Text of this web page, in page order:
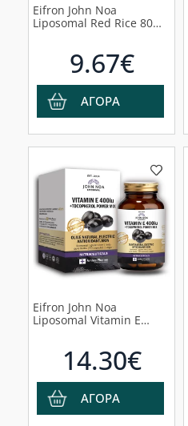
Eifron John Noa
Liposomal Red Rice 80mg
Καρδιαγγειακής Υγείας,
30φυτικές κάψουλες
9.67€
ΑΓΟΡΑ
Eifron John Noa
Liposomal Vitamin E
14.30€
ΑΓΟΡΑ